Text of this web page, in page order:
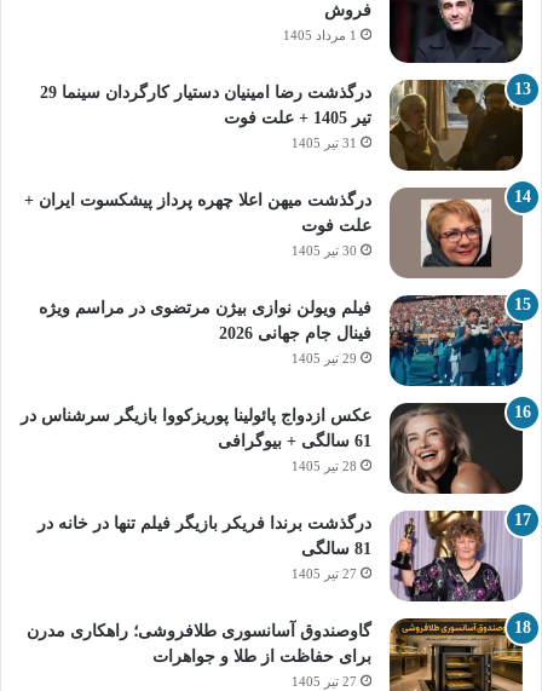
فروش
1 مرداد 1405
درگذشت رضا امینیان دستیار کارگردان سینما 29
تیر 1405 + علت فوت
31 تیر 1405
درگذشت میهن اعلا چهره پرداز پیشکسوت ایران +
علت فوت
30 تیر 1405
فیلم ویولن نوازی بیژن مرتضوی در مراسم ویژه
فینال جام جهانی 2026
29 تیر 1405
عکس ازدواج پائولینا پوریزکووا بازیگر سرشناس در
61 سالگی + بیوگرافی
28 تیر 1405
درگذشت برندا فریکر بازیگر فیلم تنها در خانه در
81 سالگی
27 تیر 1405
گاوصندوق آسانسوری طلافروشی؛ راهکاری مدرن
برای حفاظت از طلا و جواهرات
27 تیر 1405